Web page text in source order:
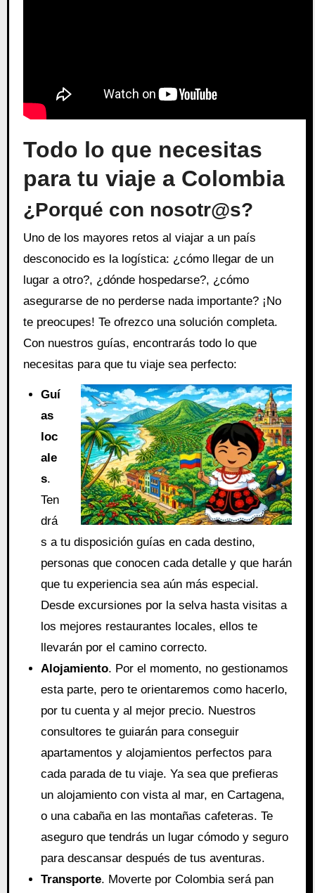
Todo lo que necesitas
para tu viaje a Colombia
¿Porqué con nosotr@s?
Uno de los mayores retos al viajar a un país
desconocido es la logística: ¿cómo llegar de un
lugar a otro?, ¿dónde hospedarse?, ¿cómo
asegurarse de no perderse nada importante? ¡No
te preocupes! Te ofrezco una solución completa.
Con nuestros guías, encontrarás todo lo que
necesitas para que tu viaje sea perfecto:
Guí
as
loc
ale
s.
Ten
drá
s a tu disposición guías en cada destino,
personas que conocen cada detalle y que harán
que tu experiencia sea aún más especial.
Desde excursiones por la selva hasta visitas a
los mejores restaurantes locales, ellos te
llevarán por el camino correcto.
Alojamiento. Por el momento, no gestionamos
esta parte, pero te orientaremos como hacerlo,
por tu cuenta y al mejor precio. Nuestros
consultores te guiarán para conseguir
apartamentos y alojamientos perfectos para
cada parada de tu viaje. Ya sea que prefieras
un alojamiento con vista al mar, en Cartagena,
o una cabaña en las montañas cafeteras. Te
aseguro que tendrás un lugar cómodo y seguro
para descansar después de tus aventuras.
Transporte. Moverte por Colombia será pan